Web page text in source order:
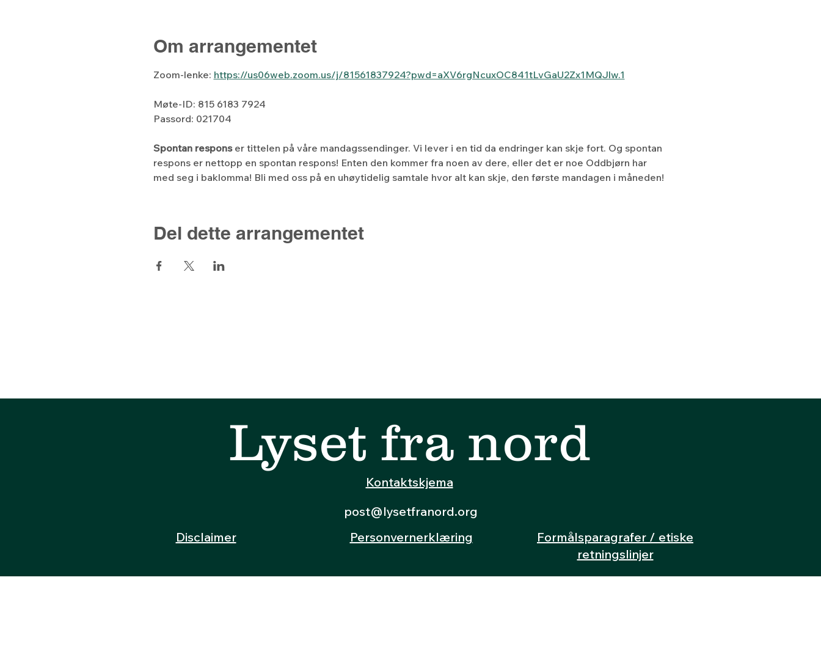
Om arrangementet
Zoom-lenke: https://us06web.zoom.us/j/81561837924?pwd=aXV6rgNcuxOC841tLvGaU2Zx1MQJlw.1
Møte-ID: 815 6183 7924
Passord: 021704
Spontan respons er tittelen på våre mandagssendinger. Vi lever i en tid da endringer kan skje fort. Og spontan
respons er nettopp en spontan respons! Enten den kommer fra noen av dere, eller det er noe Oddbjørn har
med seg i baklomma! Bli med oss på en uhøytidelig samtale hvor alt kan skje, den første mandagen i måneden!
Del dette arrangementet
Lyset fra nord
Kontaktskjema
post@lysetfranord.org
Disclaimer
Personvernerklæring
Formålsparagrafer / etiske
retningslinjer